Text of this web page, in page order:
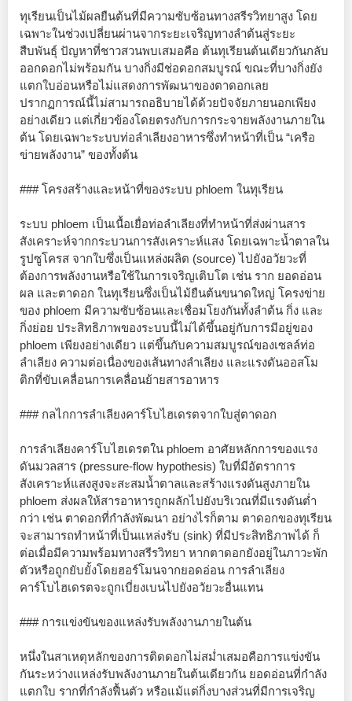
ทุเรียนเป็นไม้ผลยืนต้นที่มีความซับซ้อนทางสรีรวิทยาสูง โดย
เฉพาะในช่วงเปลี่ยนผ่านจากระยะเจริญทางลำต้นสู่ระยะ
สืบพันธุ์ ปัญหาที่ชาวสวนพบเสมอคือ ต้นทุเรียนต้นเดียวกันกลับ
ออกดอกไม่พร้อมกัน บางกิ่งมีช่อดอกสมบูรณ์ ขณะที่บางกิ่งยัง
แตกใบอ่อนหรือไม่แสดงการพัฒนาของตาดอกเลย
ปรากฏการณ์นี้ไม่สามารถอธิบายได้ด้วยปัจจัยภายนอกเพียง
อย่างเดียว แต่เกี่ยวข้องโดยตรงกับการกระจายพลังงานภายใน
ต้น โดยเฉพาะระบบท่อลำเลียงอาหารซึ่งทำหน้าที่เป็น “เครือ
ข่ายพลังงาน” ของทั้งต้น
### โครงสร้างและหน้าที่ของระบบ phloem ในทุเรียน
ระบบ phloem เป็นเนื้อเยื่อท่อลำเลียงที่ทำหน้าที่ส่งผ่านสาร
สังเคราะห์จากกระบวนการสังเคราะห์แสง โดยเฉพาะน้ำตาลใน
รูปซูโครส จากใบซึ่งเป็นแหล่งผลิต (source) ไปยังอวัยวะที่
ต้องการพลังงานหรือใช้ในการเจริญเติบโต เช่น ราก ยอดอ่อน
ผล และตาดอก ในทุเรียนซึ่งเป็นไม้ยืนต้นขนาดใหญ่ โครงข่าย
ของ phloem มีความซับซ้อนและเชื่อมโยงกันทั้งลำต้น กิ่ง และ
กิ่งย่อย ประสิทธิภาพของระบบนี้ไม่ได้ขึ้นอยู่กับการมีอยู่ของ
phloem เพียงอย่างเดียว แต่ขึ้นกับความสมบูรณ์ของเซลล์ท่อ
ลำเลียง ความต่อเนื่องของเส้นทางลำเลียง และแรงดันออสโม
ติกที่ขับเคลื่อนการเคลื่อนย้ายสารอาหาร
### กลไกการลำเลียงคาร์โบไฮเดรตจากใบสู่ตาดอก
การลำเลียงคาร์โบไฮเดรตใน phloem อาศัยหลักการของแรง
ดันมวลสาร (pressure-flow hypothesis) ใบที่มีอัตราการ
สังเคราะห์แสงสูงจะสะสมน้ำตาลและสร้างแรงดันสูงภายใน
phloem ส่งผลให้สารอาหารถูกผลักไปยังบริเวณที่มีแรงดันต่ำ
กว่า เช่น ตาดอกที่กำลังพัฒนา อย่างไรก็ตาม ตาดอกของทุเรียน
จะสามารถทำหน้าที่เป็นแหล่งรับ (sink) ที่มีประสิทธิภาพได้ ก็
ต่อเมื่อมีความพร้อมทางสรีรวิทยา หากตาดอกยังอยู่ในภาวะพัก
ตัวหรือถูกยับยั้งโดยฮอร์โมนจากยอดอ่อน การลำเลียง
คาร์โบไฮเดรตจะถูกเบี่ยงเบนไปยังอวัยวะอื่นแทน
### การแข่งขันของแหล่งรับพลังงานภายในต้น
หนึ่งในสาเหตุหลักของการติดดอกไม่สม่ำเสมอคือการแข่งขัน
กันระหว่างแหล่งรับพลังงานภายในต้นเดียวกัน ยอดอ่อนที่กำลัง
แตกใบ รากที่กำลังฟื้นตัว หรือแม้แต่กิ่งบางส่วนที่มีการเจริญ